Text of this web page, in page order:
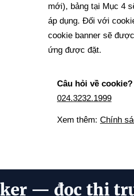
mới), bảng tại Mục 4
áp dụng. Đối với
cookie banner sẽ
ứng được đặt.
Câu hỏi về
024.3232.1999
Xem thêm: Chính
— đọc thị